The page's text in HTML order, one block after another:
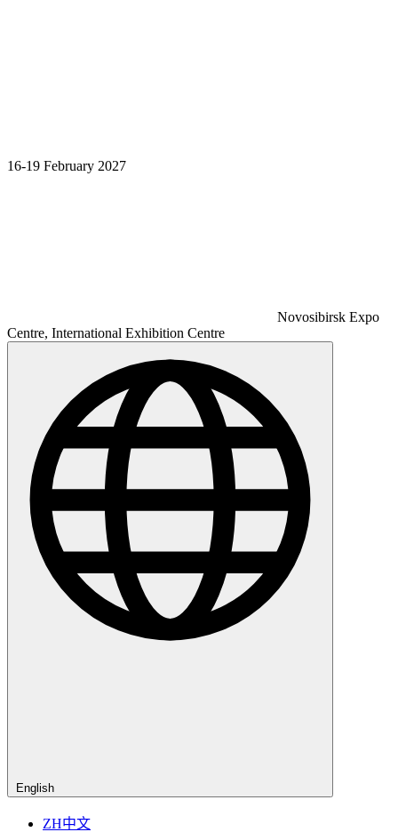
16-19 February 2027
Novosibirsk Expo
Centre, International Exhibition Centre
English
ZH中文